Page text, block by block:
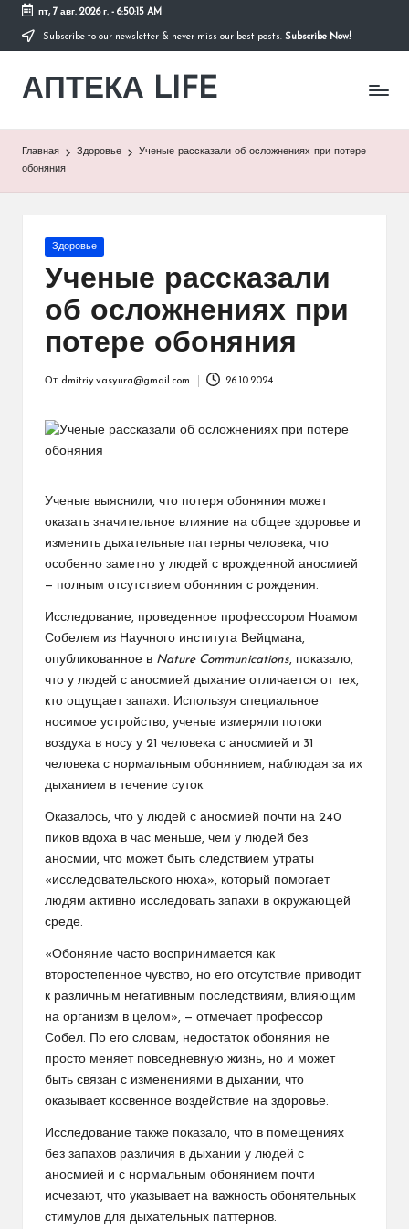
Перейти
содержимому
пт, 7 авг. 2026 г.- 6:50:15 AM
Subscribe to our newsletter & never miss our best posts. Subscribe Now!
АПТЕКА LIFE
сайт
здоровом
Главная Здоровье
Ученые рассказали об осложнениях при потере
обоняния
Опубликовано
Здоровье
Ученые рассказали
об осложнениях при
потере обоняния
От dmitriy.vasyura@gmail.com 26.10.2024
Ученые выяснили, что потеря обоняния может
оказать значительное влияние на общее здоровье и
изменить дыхательные паттерны человека, что
особенно заметно у людей с врожденной аносмией
— полным отсутствием обоняния с рождения.
Исследование, проведенное профессором Ноамом
Собелем из Научного института Вейцмана,
опубликованное в Nature Communications , показало,
что у людей с аносмией дыхание отличается от тех,
кто ощущает запахи. Используя специальное
носимое устройство, ученые измеряли потоки
воздуха в носу у 21 человека с аносмией и 31
человека с нормальным обонянием, наблюдая за их
дыханием в течение суток.
Оказалось, что у людей с аносмией почти на 240
пиков вдоха в час меньше, чем у людей без
аносмии, что может быть следствием утраты
«исследовательского нюха», который помогает
людям активно исследовать запахи в окружающей
среде.
«Обоняние часто воспринимается как
второстепенное чувство, но его отсутствие приводит
к различным негативным последствиям, влияющим
на организм в целом», — отмечает профессор
Собел. По его словам, недостаток обоняния не
просто меняет повседневную жизнь, но и может
быть связан с изменениями в дыхании, что
оказывает косвенное воздействие на здоровье.
Исследование также показало, что в помещениях
без запахов различия в дыхании у людей с
аносмией и с нормальным обонянием почти
исчезают, что указывает на важность обонятельных
стимулов для дыхательных паттернов.